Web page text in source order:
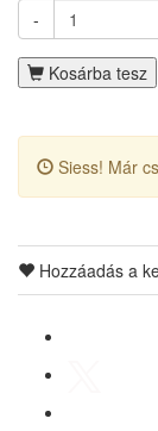
-
Kosárba tesz
Siess! Már
Hozzáadás a